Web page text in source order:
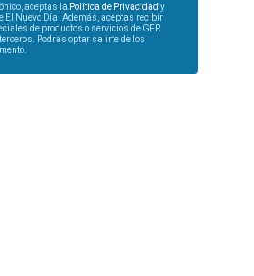
aceptas la Política de Privacidad y
El Nuevo Día. Además, aceptas recibir
de productos o servicios de GFR
Podrás optar salirte de los